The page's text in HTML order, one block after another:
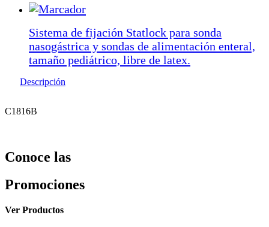
Sistema de fijación Statlock para sonda
nasogástrica y sondas de alimentación enteral,
tamaño pediátrico, libre de latex.
Descripción
C1816B
Conoce las
Promociones
Ver Productos